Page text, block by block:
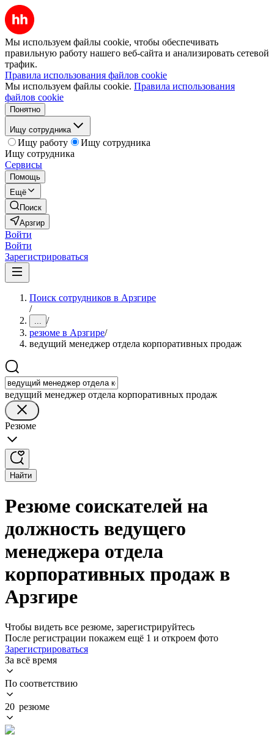
Мы используем файлы cookie, чтобы обеспечивать
правильную работу нашего веб-сайта и анализировать сетевой
трафик.
Правила использования файлов cookie
Мы используем файлы cookie. Правила использования
файлов cookie
Понятно
Ищу сотрудника
Ищу работу
Ищу сотрудника
Ищу сотрудника
Сервисы
Помощь
Ещё
Поиск
Арзгир
Войти
Войти
Зарегистрироваться
Поиск сотрудников в Арзгире
/
... /
резюме в Арзгире/
ведущий менеджер отдела корпоративных продаж
ведущий менеджер отдела корпоративных продаж
Резюме
Найти
Резюме соискателей на
должность ведущего
менеджера отдела
корпоративных продаж в
Арзгире
Чтобы видеть все резюме, зарегистрируйтесь
После регистрации покажем ещё 1 и откроем фото
Зарегистрироваться
За всё время
По соответствию
20 резюме